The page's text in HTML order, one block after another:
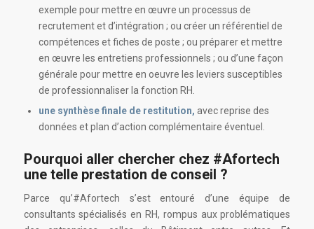
exemple pour mettre en œuvre un processus de
recrutement et d’intégration ; ou créer un référentiel de
compétences et fiches de poste ; ou préparer et mettre
en œuvre les entretiens professionnels ; ou d’une façon
générale pour mettre en oeuvre les leviers susceptibles
de professionnaliser la fonction RH.
une synthèse finale de restitution, avec reprise des
données et plan d’action complémentaire éventuel.
Pourquoi aller chercher chez #Afortech
une telle prestation de conseil ?
Parce qu’#Afortech s’est entouré d’une équipe de
consultants spécialisés en RH, rompus aux problématiques